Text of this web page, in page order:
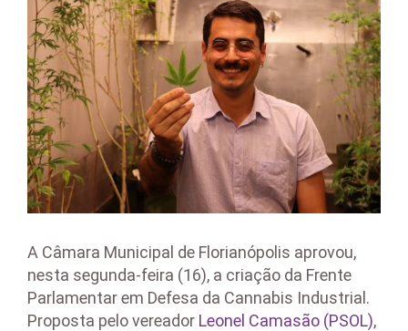
Larger
Image
A Câmara Municipal de Florianópolis aprovou,
nesta segunda-feira (16), a criação da Frente
Parlamentar em Defesa da Cannabis Industrial.
Proposta pelo vereador Leonel Camasão (PSOL),